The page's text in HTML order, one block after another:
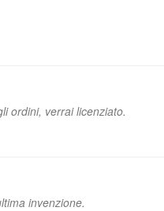
ordini, verrai licenziato.
invenzione.